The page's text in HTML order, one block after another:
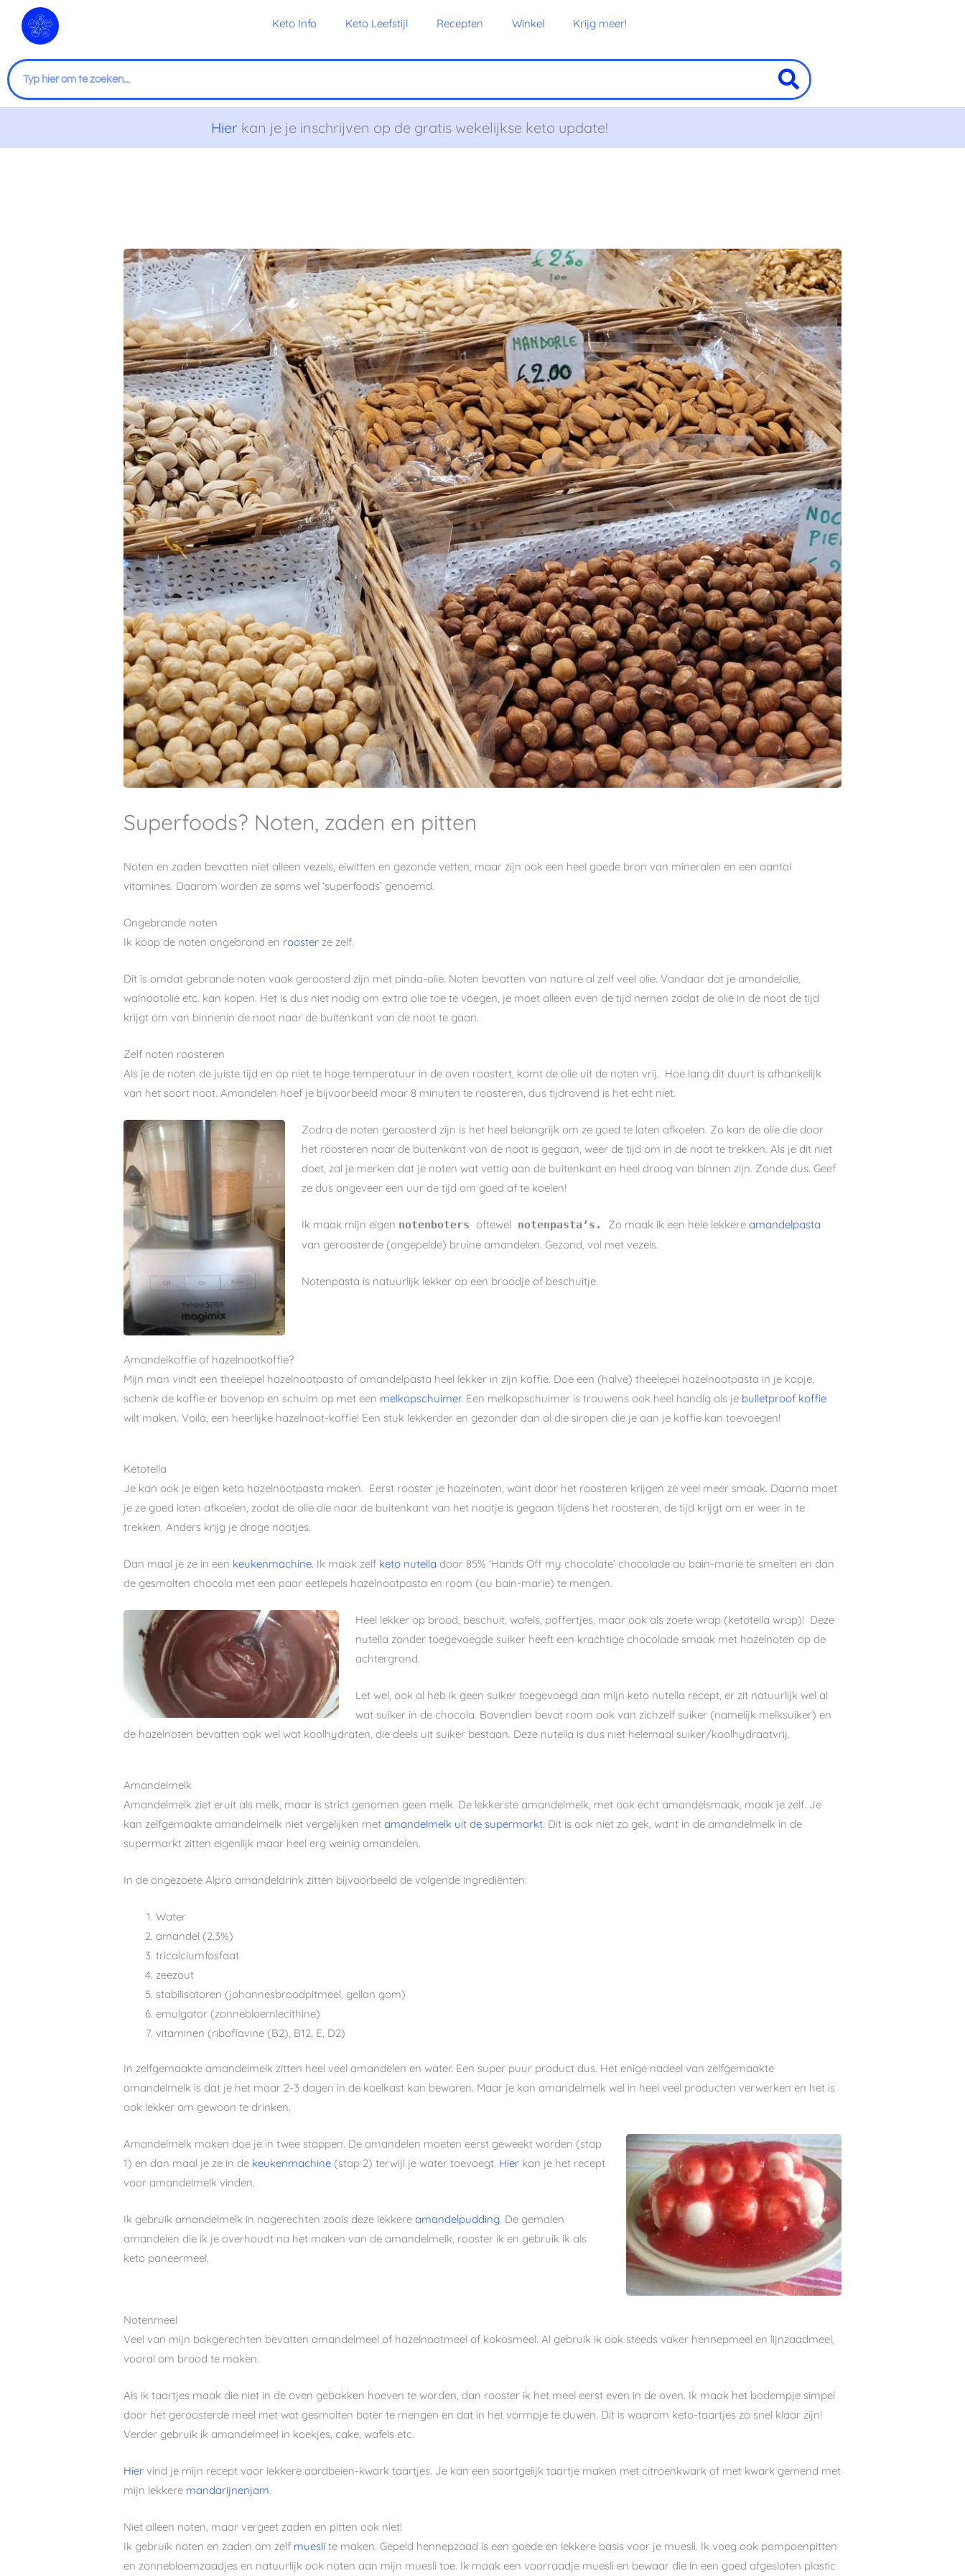
naar
inhoud
Keto Info Keto Leefstijl Recepten Winkel Krijg meer!
Zoeken
Hierkan je je inschrijven op de gratis wekelijkse keto update!
Superfoods? Noten, zaden en pitten
Noten en zaden bevatten niet alleen vezels, eiwitten en gezonde vetten, maar zijn ook een heel goede bron van mineralen en een aantal
vitamines. Daarom worden ze soms wel ‘superfoods’ genoemd.
Ongebrande noten
Ik koop de noten ongebrand en rooster ze zelf.
Dit is omdat gebrande noten vaak geroosterd zijn met pinda-olie. Noten bevatten van nature al zelf veel olie. Vandaar dat je amandelolie,
walnootolie etc. kan kopen. Het is dus niet nodig om extra olie toe te voegen, je moet alleen even de tijd nemen zodat de olie in de noot de tijd
krijgt om van binnenin de noot naar de buitenkant van de noot te gaan.
Zelf noten roosteren
Als je de noten de juiste tijd en op niet te hoge temperatuur in de oven roostert, komt de olie uit de noten vrij. Hoe lang dit duurt is afhankelijk
van het soort noot. Amandelen hoef je bijvoorbeeld maar 8 minuten te roosteren, dus tijdrovend is het echt niet.
Zodra de noten geroosterd zijn is het heel belangrijk om ze goed te laten afkoelen. Zo kan de olie die door
het roosteren naar de buitenkant van de noot is gegaan, weer de tijd om in de noot te trekken. Als je dit niet
doet, zal je merken dat je noten wat vettig aan de buitenkant en heel droog van binnen zijn. Zonde dus. Geef
ze dus ongeveer een uur de tijd om goed af te koelen!
Ik maak mijn eigen notenboters oftewel notenpasta’s. Zo maak ik een hele lekkere amandelpasta
van geroosterde (ongepelde) bruine amandelen. Gezond, vol met vezels.
Notenpasta is natuurlijk lekker op een broodje of beschuitje.
Amandelkoffie of hazelnootkoffie?
Mijn man vindt een theelepel hazelnootpasta of amandelpasta heel lekker in zijn koffie. Doe een (halve) theelepel hazelnootpasta in je kopje,
schenk de koffie er bovenop en schuim op met een melkopschuimer. Een melkopschuimer is trouwens ook heel handig als je bulletproof koffie
wilt maken. Voilà, een heerlijke hazelnoot-koffie! Een stuk lekkerder en gezonder dan al die siropen die je aan je koffie kan toevoegen!
Ketotella
Je kan ook je eigen keto hazelnootpasta maken. Eerst rooster je hazelnoten, want door het roosteren krijgen ze veel meer smaak. Daarna moet
je ze goed laten afkoelen, zodat de olie die naar de buitenkant van het nootje is gegaan tijdens het roosteren, de tijd krijgt om er weer in te
trekken. Anders krijg je droge nootjes.
Dan maal je ze in een keukenmachine. Ik maak zelf keto nutella door 85% ‘Hands Off my chocolate’ chocolade au bain-marie te smelten en dan
de gesmolten chocola met een paar eetlepels hazelnootpasta en room (au bain-marie) te mengen.
Heel lekker op brood, beschuit, wafels, poffertjes, maar ook als zoete wrap (ketotella wrap)! Deze
nutella zonder toegevoegde suiker heeft een krachtige chocolade smaak met hazelnoten op de
achtergrond.
Let wel, ook al heb ik geen suiker toegevoegd aan mijn keto nutella recept, er zit natuurlijk wel al
wat suiker in de chocola. Bovendien bevat room ook van zichzelf suiker (namelijk melksuiker) en
de hazelnoten bevatten ook wel wat koolhydraten, die deels uit suiker bestaan. Deze nutella is dus niet helemaal suiker/koolhydraatvrij.
Amandelmelk
Amandelmelk ziet eruit als melk, maar is strict genomen geen melk. De lekkerste amandelmelk, met ook echt amandelsmaak, maak je zelf. Je
kan zelfgemaakte amandelmelk niet vergelijken metamandelmelk uit de supermarkt. Dit is ook niet zo gek, want in de amandelmelk in de
supermarkt zitten eigenlijk maar heel erg weinig amandelen.
In de ongezoete Alpro amandeldrink zitten bijvoorbeeld de volgende ingrediënten:
Water
amandel (2,3%)
tricalciumfosfaat
zeezout
stabilisatoren (johannesbroodpitmeel, gellan gom)
emulgator (zonnebloemlecithine)
vitaminen (riboflavine (B2), B12, E, D2)
In zelfgemaakte amandelmelk zitten heel veel amandelen en water. Een super puur product dus. Het enige nadeel van zelfgemaakte
amandelmelk is dat je het maar 2-3 dagen in de koelkast kan bewaren. Maar je kan amandelmelk wel in heel veel producten verwerken en het is
ook lekker om gewoon te drinken.
Amandelmelk maken doe je in twee stappen. De amandelen moeten eerst geweekt worden (stap
1) en dan maal je ze in de keukenmachine (stap 2) terwijl je water toevoegt. Hier kan je het recept
voor amandelmelk vinden.
Ik gebruik amandelmelk in nagerechten zoals deze lekkereamandelpudding. De gemalen
amandelen die ik je overhoudt na het maken van de amandelmelk, rooster ik en gebruik ik als
keto paneermeel.
Notenmeel
Veel van mijn bakgerechten bevatten amandelmeel of hazelnootmeel of kokosmeel. Al gebruik ik ook steeds vaker hennepmeel en lijnzaadmeel,
vooral om brood te maken.
Als ik taartjes maak die niet in de oven gebakken hoeven te worden, dan rooster ik het meel eerst even in de oven. Ik maak het bodempje simpel
door het geroosterde meel met wat gesmolten boter te mengen en dat in het vormpje te duwen. Dit is waarom keto-taartjes zo snel klaar zijn!
Verder gebruik ik amandelmeel in koekjes, cake, wafels etc.
Hier vind je mijn recept voor lekkere aardbeien-kwark taartjes. Je kan een soortgelijk taartje maken met citroenkwark of met kwark gemend met
mijn lekkere mandarijnenjam.
Niet alleen noten, maar vergeet zaden en pitten ook niet!
Ik gebruik noten en zaden om zelf muesli te maken. Gepeld hennepzaad is een goede en lekkere basis voor je muesli. Ik voeg ook pompoenpitten
en zonnebloemzaadjes en natuurlijk ook noten aan mijn muesli toe. Ik maak een voorraadje muesli en bewaar die in een goed afgesloten plastic